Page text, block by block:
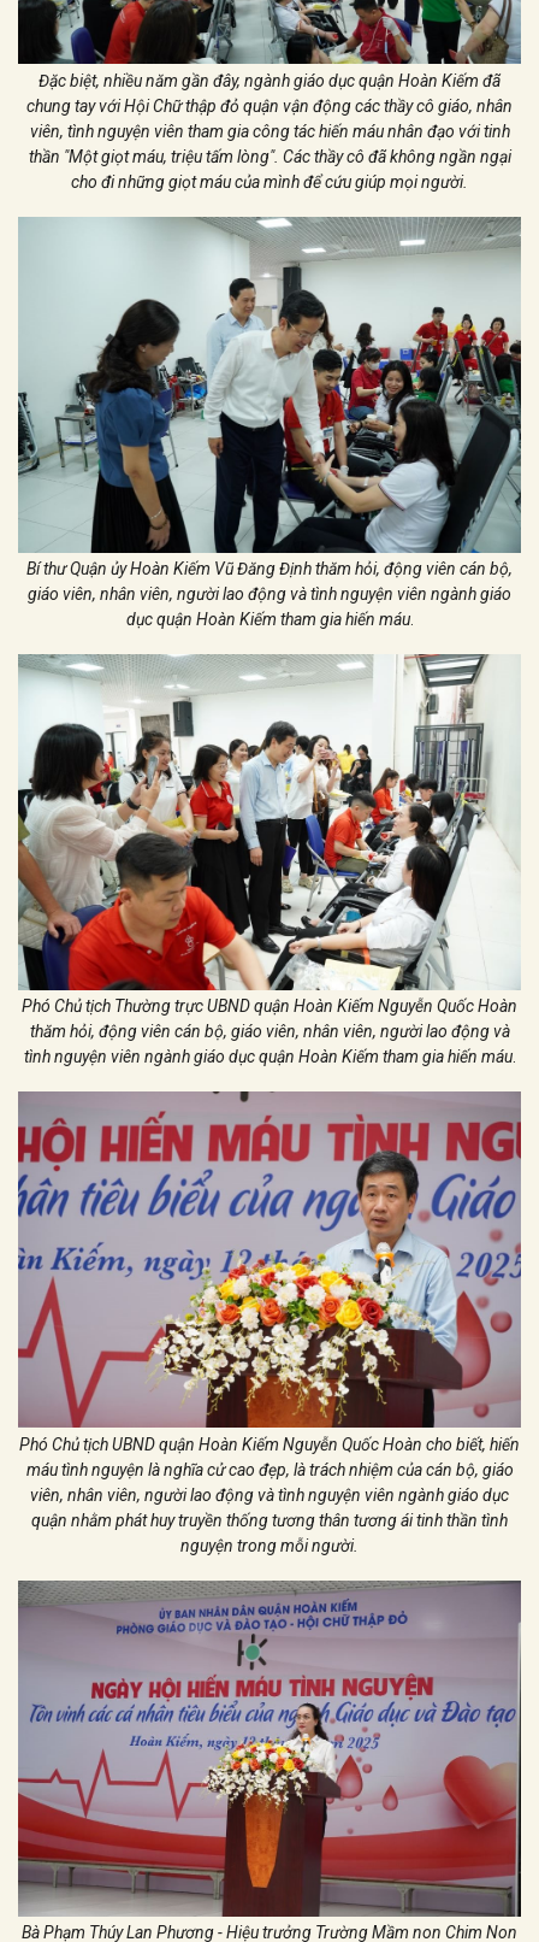
Đặc biệt, nhiều năm gần đây, ngành giáo dục quận Hoàn Kiếm đã
chung tay với Hội Chữ thập đỏ quận vận động các thầy cô giáo, nhân
viên, tình nguyện viên tham gia công tác hiến máu nhân đạo với tinh
thần "Một giọt máu, triệu tấm lòng". Các thầy cô đã không ngần ngại
cho đi những giọt máu của mình để cứu giúp mọi người.
Bí thư Quận ủy Hoàn Kiếm Vũ Đăng Định thăm hỏi, động viên cán bộ,
giáo viên, nhân viên, người lao động và tình nguyện viên ngành giáo
dục quận Hoàn Kiếm tham gia hiến máu.
Phó Chủ tịch Thường trực UBND quận Hoàn Kiếm Nguyễn Quốc Hoàn
thăm hỏi, động viên cán bộ, giáo viên, nhân viên, người lao động và
tình nguyện viên ngành giáo dục quận Hoàn Kiếm tham gia hiến máu.
Phó Chủ tịch UBND quận Hoàn Kiếm Nguyễn Quốc Hoàn cho biết, hiến
máu tình nguyện là nghĩa cử cao đẹp, là trách nhiệm của cán bộ, giáo
viên, nhân viên, người lao động và tình nguyện viên ngành giáo dục
quận nhằm phát huy truyền thống tương thân tương ái tinh thần tình
nguyện trong mỗi người.
Bà Phạm Thúy Lan Phương - Hiệu trưởng Trường Mầm non Chim Non